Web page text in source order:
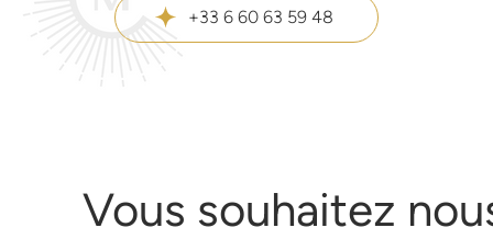
+33 6 60 63 59 48
Vous souhaitez